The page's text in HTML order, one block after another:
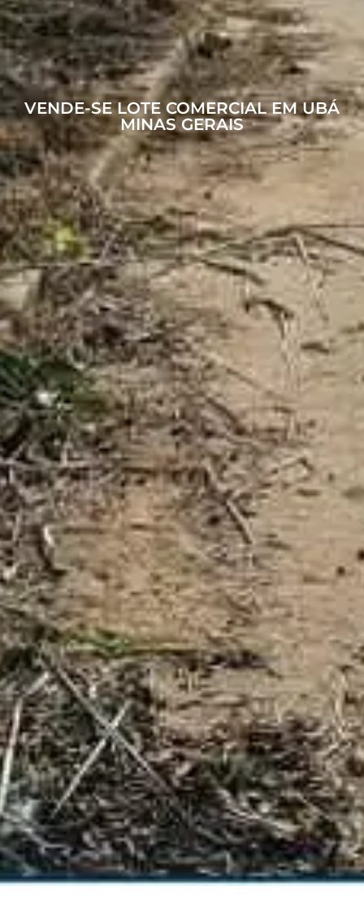
VENDE-SE LOTE COMERCIAL EM UBÁ
MINAS GERAIS